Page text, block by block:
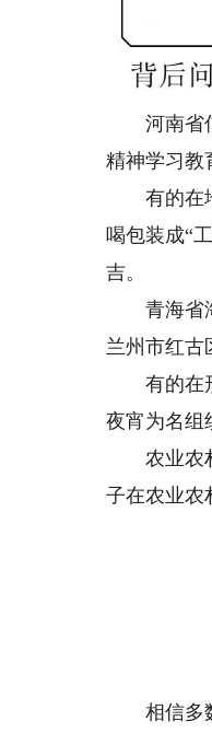
河南省信
精神学习教
有的在地
喝包装成“
吉。
青海省海
兰州市红古
有的在形
夜宵为名组
农业农村
子在农业农
相信多数